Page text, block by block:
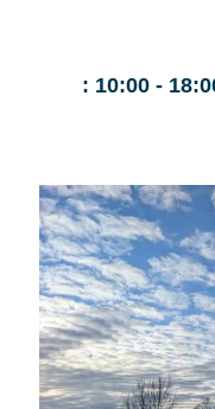
: 10:00 -